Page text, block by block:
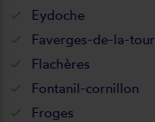
Eydoche
Faverges-de-la-tour
Flachères
Fontanil-cornillon
Froges